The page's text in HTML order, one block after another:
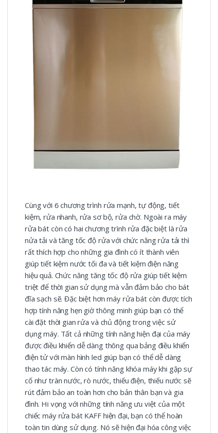
Cùng với 6 chương trình rửa mạnh, tự động, tiết
kiệm, rửa nhanh, rửa sơ bộ, rửa chờ. Ngoài ra máy
rửa bát còn có hai chương trình rửa đặc biệt là rửa
nửa tải và tăng tốc độ rửa với chức năng rửa tải thì
rất thích hợp cho những gia đình có ít thành viên
giúp tiết kiệm nước tối đa và tiết kiệm điện năng
hiệu quả. Chức năng tăng tốc độ rửa giúp tiết kiệm
triệt để thời gian sử dụng mà vẫn đảm bảo cho bát
đĩa sạch sẽ. Đặc biệt hơn máy rửa bát còn được tích
hợp tính năng hẹn giờ thông minh giúp bạn có thể
cài đặt thời gian rửa và chủ động trong việc sử
dụng máy. Tất cả những tính năng hiện đại của máy
được điều khiển dễ dàng thông qua bảng điều khiển
điện tử với màn hình led giúp bạn có thể dễ dàng
thao tác máy. Còn có tính năng khóa máy khi gặp sự
cố như tràn nước, rò nước, thiếu điện, thiếu nước sẽ
rút đảm bảo an toàn hơn cho bản thân bạn và gia
đình. Hi vọng với những tính năng ưu việt của một
chiếc máy rửa bát KAFF hiện đại, bạn có thể hoàn
toàn tin dùng sử dụng. Nó sẽ hiện đại hóa công việc